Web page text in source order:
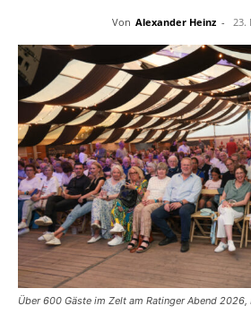
Von Alexander Heinz - 23.
Über 600 Gäste im Zelt am Ratinger Abend 2026,